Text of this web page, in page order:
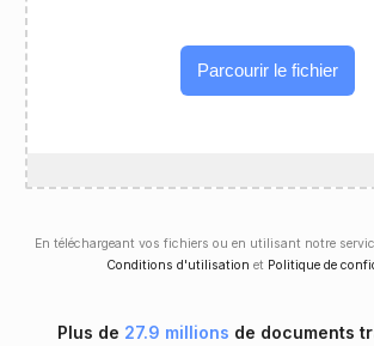
Parcourir le fichier
En téléchargeant vos fichiers ou en utilisant notre
Conditions d'utilisation et Politique de
Plus de 27.9 millions de documents